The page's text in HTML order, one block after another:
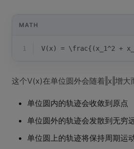
MATH
1 V(x) = \frac{(x_1^2 +
这个V(x)在单位圆外会随着‖x‖增
单位圆内的轨迹会收敛到原点
单位圆外的轨迹会发散到无穷
单位圆上的轨迹将保持周期运